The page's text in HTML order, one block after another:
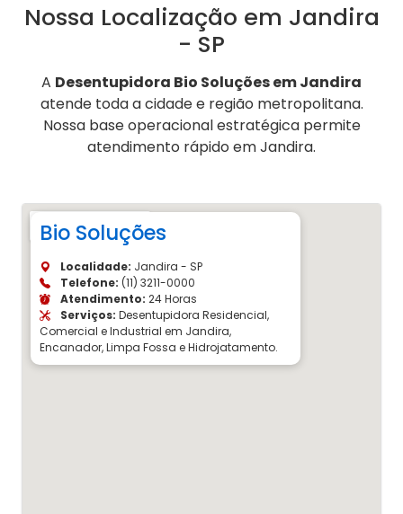
Nossa Localização em Jandira
- SP
A Desentupidora Bio Soluções em Jandira
atende toda a cidade e região metropolitana.
Nossa base operacional estratégica permite
atendimento rápido em Jandira.
Bio Soluções
Localidade: Jandira - SP
Telefone: (11) 3211-0000
Atendimento: 24 Horas
Serviços: Desentupidora Residencial,
Comercial e Industrial em Jandira,
Encanador, Limpa Fossa e Hidrojatamento.